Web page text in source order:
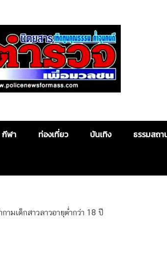
News For
กีฬา ท่องเที่ยว บันเทิง ธรรมสถา
ามเด็กสาวลาวอายุต่ำกว่า 18 ปี